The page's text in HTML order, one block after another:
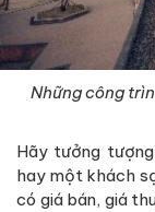
Những công
Hãy tưởng
hay một khách
có giá bán, giá